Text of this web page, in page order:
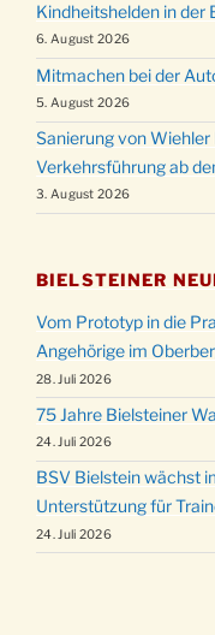
Kindheitshelden in der
6. August 2026
Mitmachen bei der
5. August 2026
Sanierung von
Verkehrsführung ab
3. August 2026
BIELSTEINER
Vom Prototyp in die
Angehörige im
28. Juli 2026
75 Jahre Bielsteiner
24. Juli 2026
BSV Bielstein wächst
Unterstützung für
24. Juli 2026